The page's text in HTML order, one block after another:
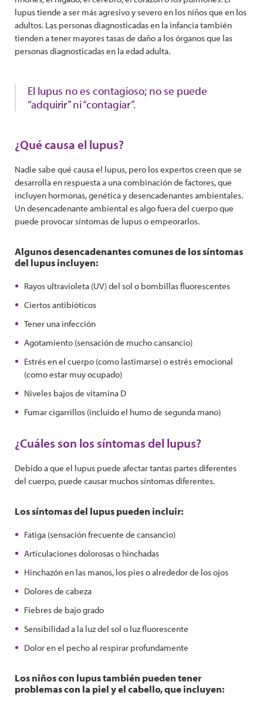
lupus tiende a ser más agresivo y severo en los niños que en los
adultos. Las personas diagnosticadas en la infancia también
tienden a tener mayores tasas de daño a los órganos que las
personas diagnosticadas en la edad adulta.
El lupus no es contagioso; no se puede
“adquirir” ni “contagiar”.
¿Qué causa el lupus?
Nadie sabe qué causa el lupus, pero los expertos creen que se
desarrolla en respuesta a una combinación de factores, que
incluyen hormonas, genética y desencadenantes ambientales.
Un desencadenante ambiental es algo fuera del cuerpo que
puede provocar síntomas de lupus o empeorarlos.
Algunos desencadenantes comunes de los síntomas
del lupus incluyen:
Rayos ultravioleta (UV) del sol o bombillas fluorescentes
Ciertos antibióticos
Tener una infección
Agotamiento (sensación de mucho cansancio)
Estrés en el cuerpo (como lastimarse) o estrés emocional
(como estar muy ocupado)
Niveles bajos de vitamina D
Fumar cigarrillos (incluido el humo de segunda mano)
¿Cuáles son los síntomas del lupus?
Debido a que el lupus puede afectar tantas partes diferentes
del cuerpo, puede causar muchos síntomas diferentes.
Los síntomas del lupus pueden incluir:
Fatiga (sensación frecuente de cansancio)
Articulaciones dolorosas o hinchadas
Hinchazón en las manos, los pies o alrededor de los ojos
Dolores de cabeza
Fiebres de bajo grado
Sensibilidad a la luz del sol o luz fluorescente
Dolor en el pecho al respirar profundamente
Los niños con lupus también pueden tener
problemas con la piel y el cabello, que incluyen: